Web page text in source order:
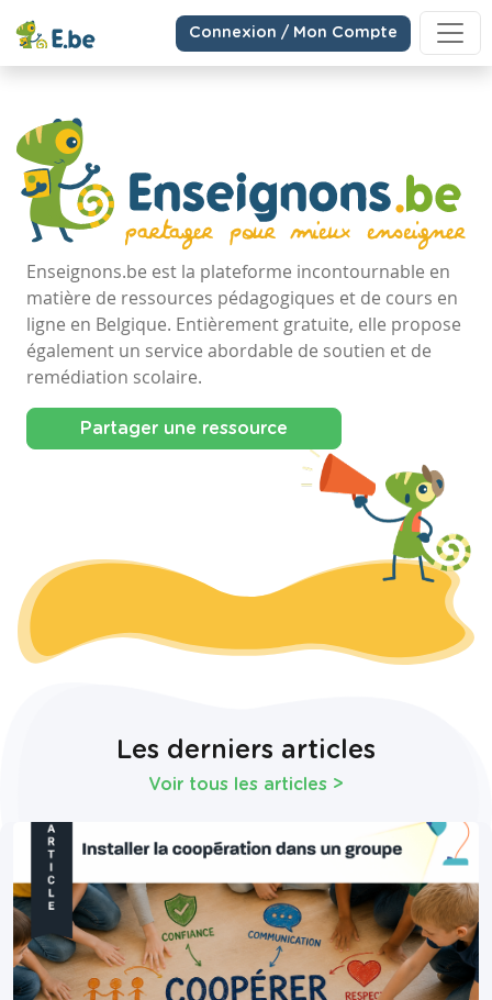
Connexion / Mon Compte
Enseignons.be est la plateforme incontournable en
matière de ressources pédagogiques et de cours en
ligne en Belgique. Entièrement gratuite, elle propose
également un service abordable de soutien et de
remédiation scolaire.
Partager une ressource
Les derniers articles
Voir tous les articles >